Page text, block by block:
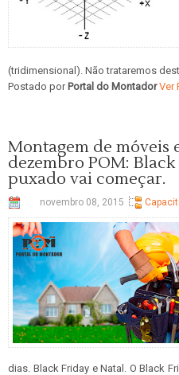
(tridimensional). Não trataremos
Postado por Portal do Montador Ver
Montagem de móveis
dezembro POM:
puxado vai começar.
novembro 08, 2015
dias. Black Friday e Natal. O Black